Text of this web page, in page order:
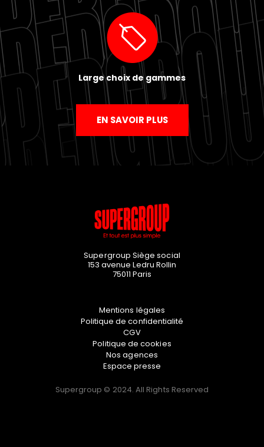
Large choix de gammes
EN SAVOIR PLUS
Supergroup Siège social
153 avenue Ledru Rollin
75011 Paris
Mentions légales
Politique de confidentialité
CGV
Politique de cookies
Nos agences
Espace presse
Supergroup © 2024. All Rights Reserved